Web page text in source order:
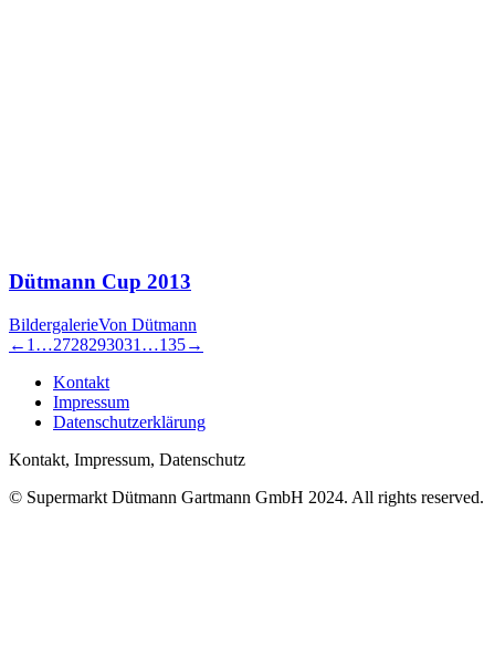
Dütmann Cup 2013
BildergalerieVon Dütmann
← 1 …2728293031 …135→
Kontakt
Impressum
Datenschutzerklärung
Kontakt, Impressum, Datenschutz
© Supermarkt Dütmann Gartmann GmbH 2024. All rights reserved.